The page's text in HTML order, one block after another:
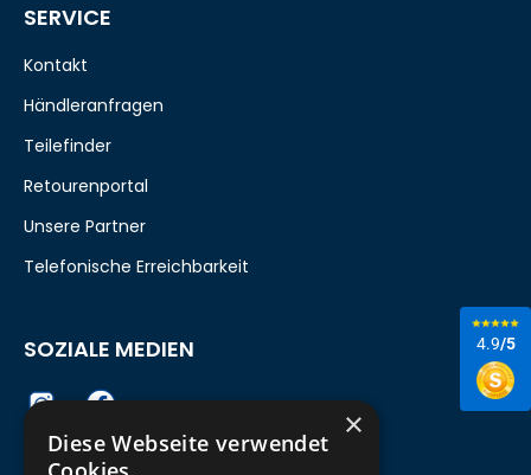
4.9/5
SERVICE
Kontakt
Händleranfragen
Teilefinder
Retourenportal
Unsere Partner
Telefonische Erreichbarkeit
SOZIALE MEDIEN
×
Diese Webseite verwendet